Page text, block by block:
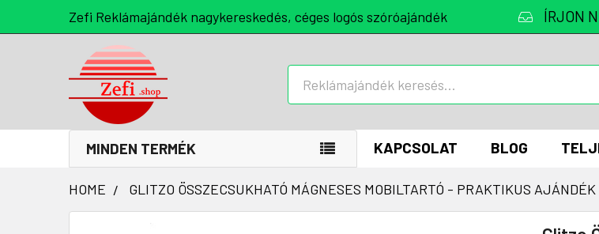
Zefi Reklámajándék nagykereskedés, céges logós szóróajándék ÍRJON
MINDEN TERMÉK KAPCSOLAT BLOG
HOME GLITZO ÖSSZECSUKHATÓ MÁGNESES MOBILTARTÓ - PRAKTIKUS AJÁNDÉK